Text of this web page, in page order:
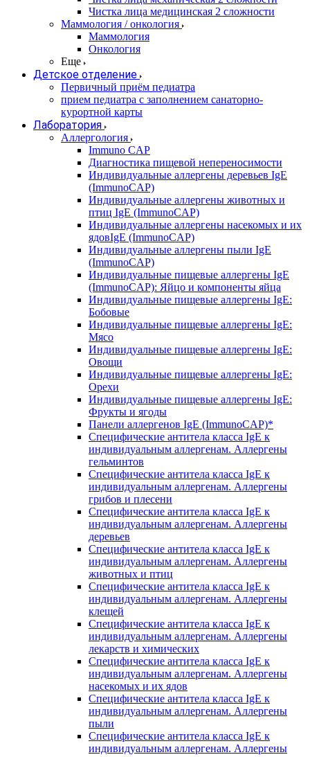
Чистка лица медицинская 2 сложности
Маммология / онкология
Маммология
Онкология
Еще
Детское отделение
Первичный приём педиатра
прием педиатра с заполнением санаторно-
курортной карты
Лаборатория
Аллергология
Immuno CAP
Диагностика пищевой непереносимости
Индивидуальные аллергены деревьев IgE
(ImmunoCAP)
Индивидуальные аллергены животных и
птиц IgE (ImmunoCAP)
Индивидуальные аллергены насекомых и их
ядовIgE (ImmunoCAP)
Индивидуальные аллергены пыли IgE
(ImmunoCAP)
Индивидуальные пищевые аллергены IgE
(ImmunoCAP): Яйцо и компоненты яйца
Индивидуальные пищевые аллергены IgE:
Бобовые
Индивидуальные пищевые аллергены IgE:
Мясо
Индивидуальные пищевые аллергены IgE:
Овощи
Индивидуальные пищевые аллергены IgE:
Орехи
Индивидуальные пищевые аллергены IgE:
Фрукты и ягоды
Панели аллергенов IgE (ImmunoCAP)*
Специфические антитела класса IgE к
индивидуальным аллергенам. Аллергены
гельминтов
Специфические антитела класса IgE к
индивидуальным аллергенам. Аллергены
грибов и плесени
Специфические антитела класса IgE к
индивидуальным аллергенам. Аллергены
деревьев
Специфические антитела класса IgE к
индивидуальным аллергенам. Аллергены
животных и птиц
Специфические антитела класса IgE к
индивидуальным аллергенам. Аллергены
клещей
Специфические антитела класса IgE к
индивидуальным аллергенам. Аллергены
лекарств и химических
Специфические антитела класса IgE к
индивидуальным аллергенам. Аллергены
насекомых и их ядов
Специфические антитела класса IgE к
индивидуальным аллергенам. Аллергены
пыли
Специфические антитела класса IgE к
индивидуальным аллергенам. Аллергены